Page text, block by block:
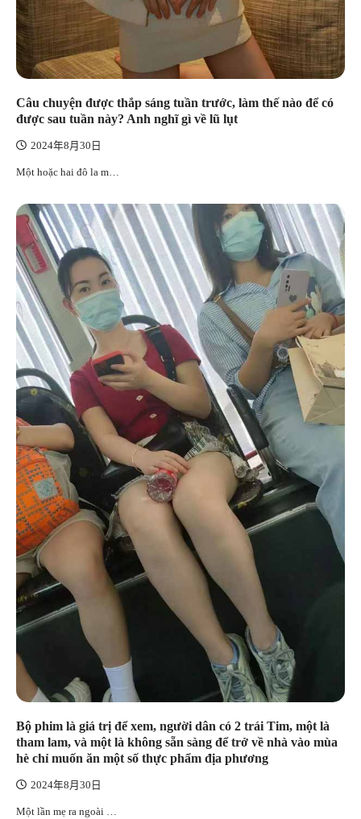
Câu chuyện được thắp sáng tuần trước, làm thế nào để có
được sau tuần này? Anh nghĩ gì về lũ lụt
2024年8月30日
Một hoặc hai đô la m…
Bộ phim là giá trị để xem, người dân có 2 trái Tim, một là
tham lam, và một là không sẵn sàng để trở về nhà vào mùa
hè chỉ muốn ăn một số thực phẩm địa phương
2024年8月30日
Một lần mẹ ra ngoài …